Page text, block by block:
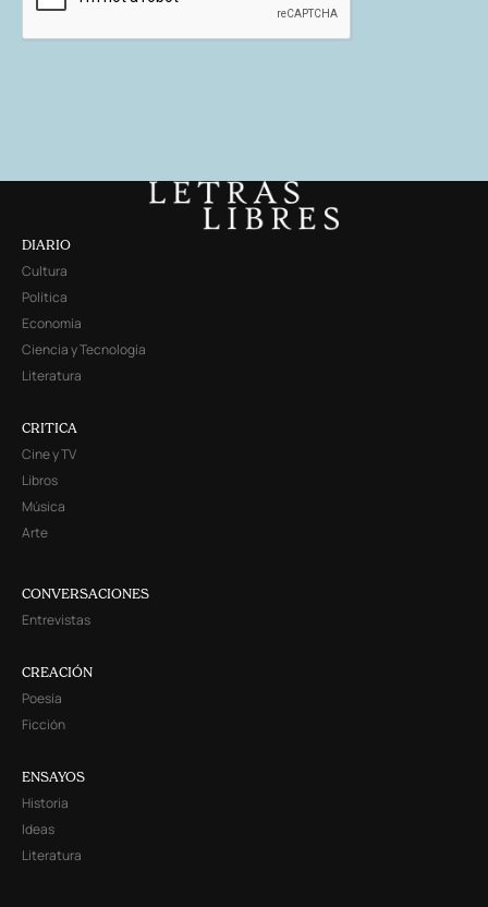
DIARIO
Cultura
Política
Economía
Ciencia y Tecnología
Literatura
CRITICA
Cine y TV
Libros
Música
Arte
CONVERSACIONES
Entrevistas
CREACIÓN
Poesía
Ficción
ENSAYOS
Historia
Ideas
Literatura